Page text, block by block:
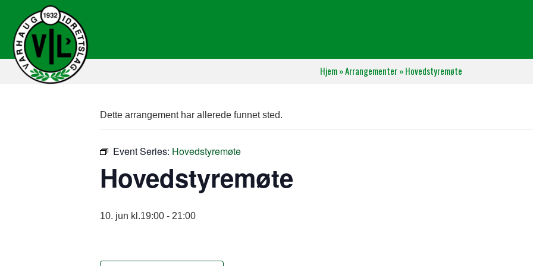
Hjem»Arrangementer»Hovedstyremøte
Dette arrangement har allerede funnet sted.
Event Series: Hovedstyremøte
Hovedstyremøte
10. jun kl.19:00 - 21:00